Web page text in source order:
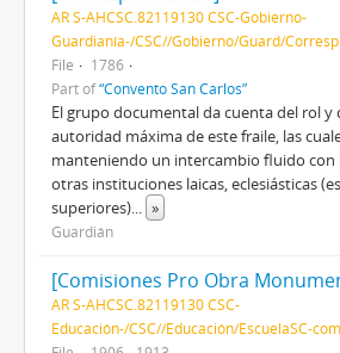
AR S-AHCSC.82119130 CSC-Gobierno-
Guardianía-/CSC//Gobierno/Guard/Corresp
File
1786
Part of“Convento San Carlos”
El grupo documental da cuenta del rol y
autoridad máxima de este fraile, las
manteniendo un intercambio fluido con
otras instituciones laicas, eclesiásticas
superiores)... »
Guardián
AR S-AHCSC.82119130 CSC-
Educación-/CSC//Educación/EscuelaSC-